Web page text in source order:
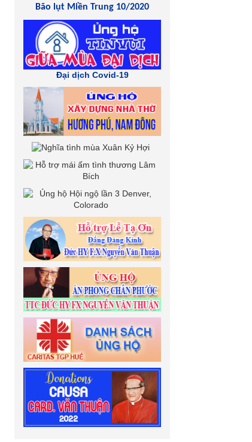
Bão lụt Miền Trung 10/2020
Đại dịch Covid-19